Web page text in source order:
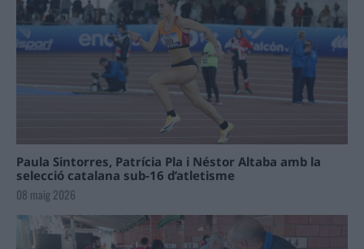
Paula Sintorres, Patrícia Pla i Néstor Altaba amb la
selecció catalana sub-16 d’atletisme
08 maig 2026